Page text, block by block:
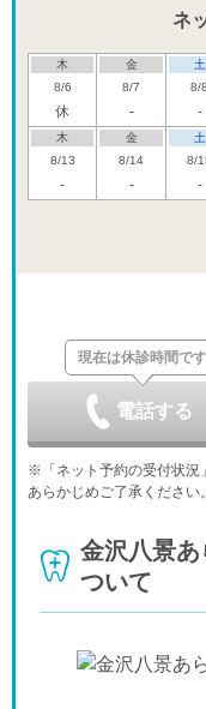
ネ
木
8/6
休
金
8/7
-
土
8/8
-
木
8/13
-
金
8/14
-
土
8/
-
9/3
金
9/4
-
土
9/
休 - -
木
休
金
-
土
-
木
金
現在は休診時間です
電話する
※「ネット予約の受付状況
あらかじめご了承ください。
金沢八景
ついて